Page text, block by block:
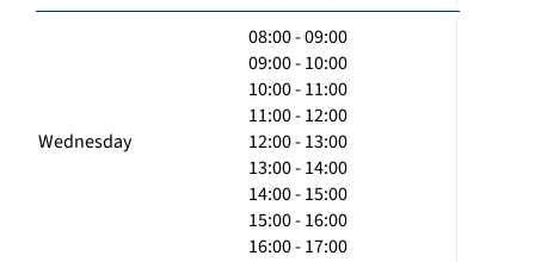
Wednesday
08:00 - 09:00
09:00 - 10:00
10:00 - 11:00
11:00 - 12:00
12:00 - 13:00
13:00 - 14:00
14:00 - 15:00
15:00 - 16:00
16:00 - 17:00